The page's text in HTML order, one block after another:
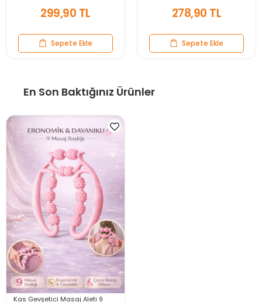
299,90 TL
Sepete Ekle
278,90 TL
Sepete Ekle
En Son Baktığınız Ürünler
Kas Gevşetici Masaj Aleti 9